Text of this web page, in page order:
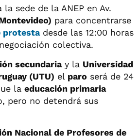
sede de la ANEP en Av.
para concentrarse
protestadesde las 12:00 horas
colectiva.
secundariay la Universidad
(UTU) el paro será de 24
la educación primaria
pero no detendrá sus
Nacional de Profesores de